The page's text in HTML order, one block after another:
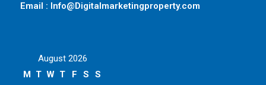
Email : Info@Digitalmarketingproperty.com
August 2026
M T W T F S
S